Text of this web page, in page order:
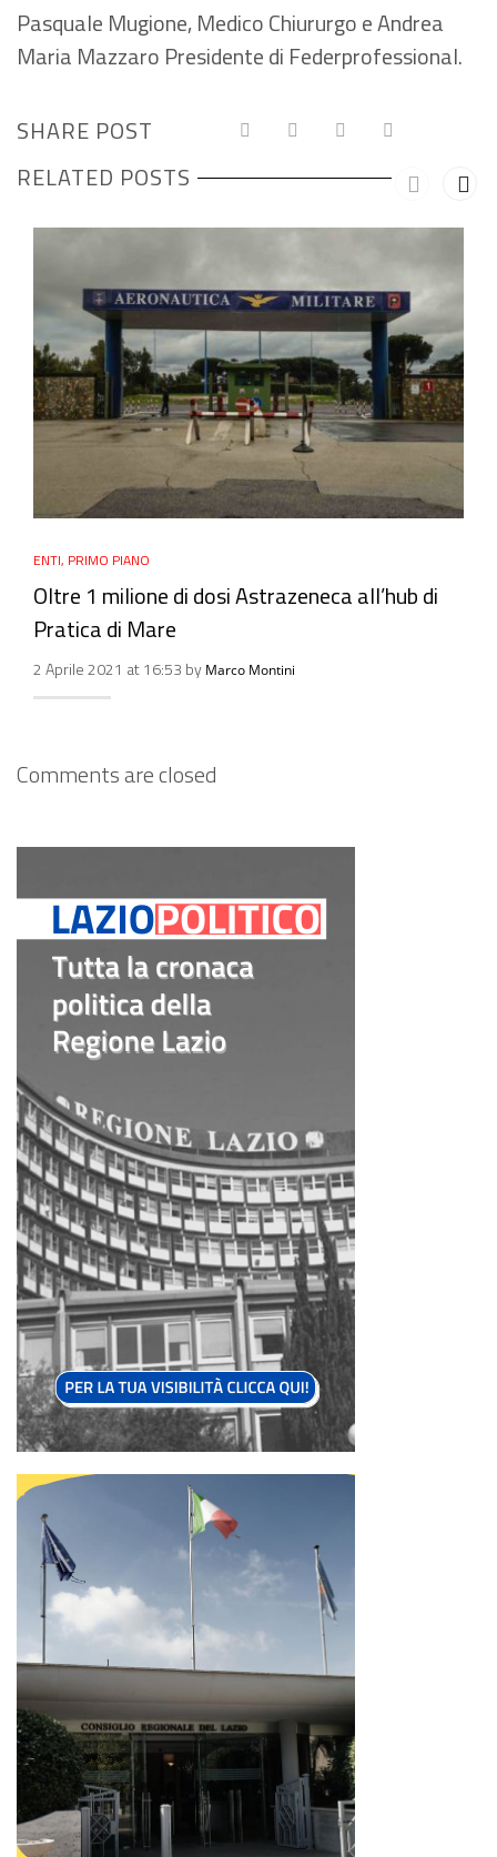
Pasquale Mugione, Medico Chiururgo e Andrea
Maria Mazzaro Presidente di Federprofessional.
SHARE POST
RELATED POSTS
ENTI, PRIMO PIANO
Oltre 1 milione di dosi Astrazeneca all’hub di
Pratica di Mare
2 Aprile 2021 at 16:53 by Marco Montini
Comments are closed